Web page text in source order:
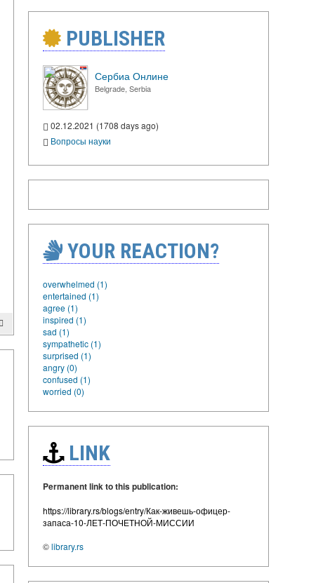
PUBLISHER
Сербиа Онлине
Belgrade, Serbia
02.12.2021 (1708 days ago)
Вопросы науки
YOUR REACTION?
overwhelmed (1)
entertained (1)
agree (1)
inspired (1)
sad (1)
sympathetic (1)
surprised (1)
angry (0)
confused (1)
worried (0)
LINK
Permanent link to this publication:
https://library.rs/blogs/entry/Как-живешь-офицер-
запаса-10-ЛЕТ-ПОЧЕТНОЙ-МИССИИ
©library.rs